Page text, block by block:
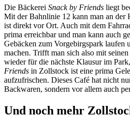
Die Bäckerei Snack by Friends liegt
Mit der Bahnlinie 12 kann man an der
ist direkt vor Ort. Auch mit dem
prima erreichbar und man kann auch
Gebäcken zum Vorgebirgspark laufen
machen. Trifft man sich also mit
wieder für die nächste Klausur im
Friends in Zollstock ist eine prima
aufzufrischen. Dieses Café hat nicht
Backwaren, sondern vor allem auch
Und noch mehr